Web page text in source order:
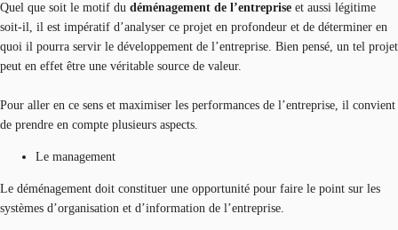
Quel que soit le motif du déménagement de l’entreprise et aussi légitime
soit-il, il est impératif d’analyser ce projet en profondeur et de déterminer en
quoi il pourra servir le développement de l’entreprise. Bien pensé, un tel projet
peut en effet être une véritable source de valeur.
Pour aller en ce sens et maximiser les performances de l’entreprise, il convient
de prendre en compte plusieurs aspects.
Le management
Le déménagement doit constituer une opportunité pour faire le point sur les
systèmes d’organisation et d’information de l’entreprise.